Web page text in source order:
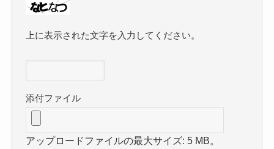
上に表示された文字を入力してください。
添付ファイル
アップロードファイルの最大サイズ: 5 MB。